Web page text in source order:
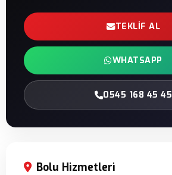
TEKLIF AL
WHATSAPP
0545 168 45 45
Bolu Hizmetleri